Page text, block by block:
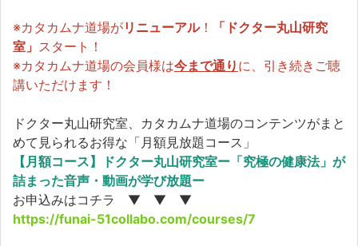
※カタカムナ道場がリニューアル！
「ドクター丸山研究
室」 スタート！
※カタカムナ道場の会員様は今まで通り に、引き続きご聴
講いただけます！
ドクター丸山研究室、カタカムナ道場のコンテンツがまと
めて見られるお得な「月額見放題コース」
【月額コース】ドクター丸山研究室ー「究極の健康法」が
詰まった音声・動画が学び放題ー
お申込みはコチラ ▼ ▼ ▼
https://funai-51collabo.com/courses/7